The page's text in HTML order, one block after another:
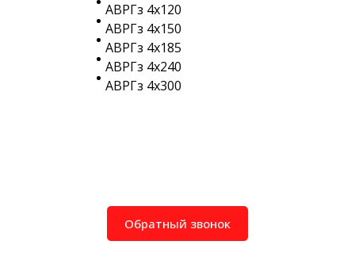
АВРГз 4х120
АВРГз 4х150
АВРГз 4х185
АВРГз 4х240
АВРГз 4х300
Обратный звонок